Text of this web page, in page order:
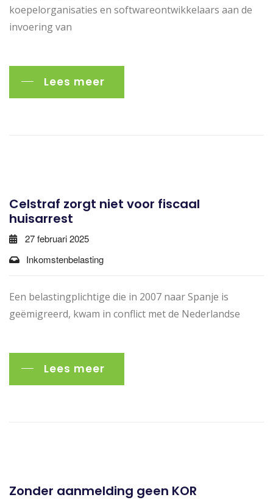
koepelorganisaties en softwareontwikkelaars aan de
invoering van
Lees meer
Celstraf zorgt niet voor fiscaal
huisarrest
27 februari 2025
Inkomstenbelasting
Een belastingplichtige die in 2007 naar Spanje is
geëmigreerd, kwam in conflict met de Nederlandse
Lees meer
Zonder aanmelding geen KOR